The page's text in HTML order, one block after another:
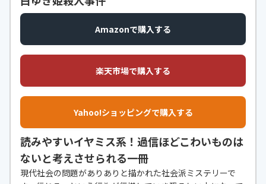
Amazonで購入する
楽天市場で購入する
Yahoo!ショッピングで購入する
読みやすいイヤミス系！過信ほどこわいものは
ないと考えさせられる一冊
現代社会の問題がありありと描かれた社会派ミステリーで